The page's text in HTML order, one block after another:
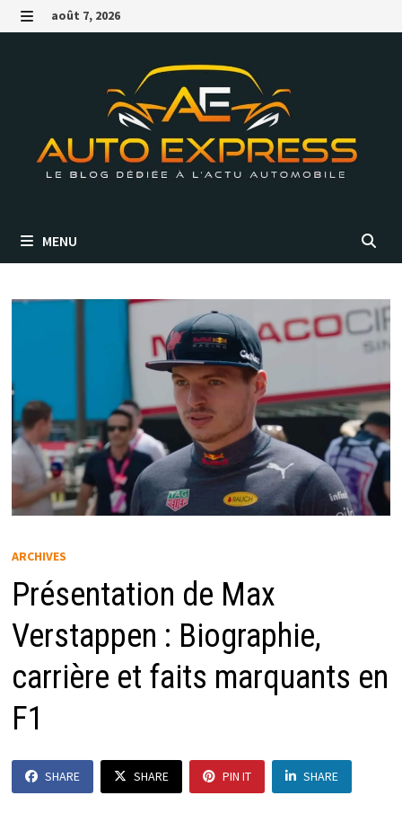
Passer
au MENU
août 7, 2026
MENU
ARCHIVES
Présentation de Max
Verstappen : Biographie,
carrière et faits marquants en
F1
SHARE SHARE PIN IT SHARE